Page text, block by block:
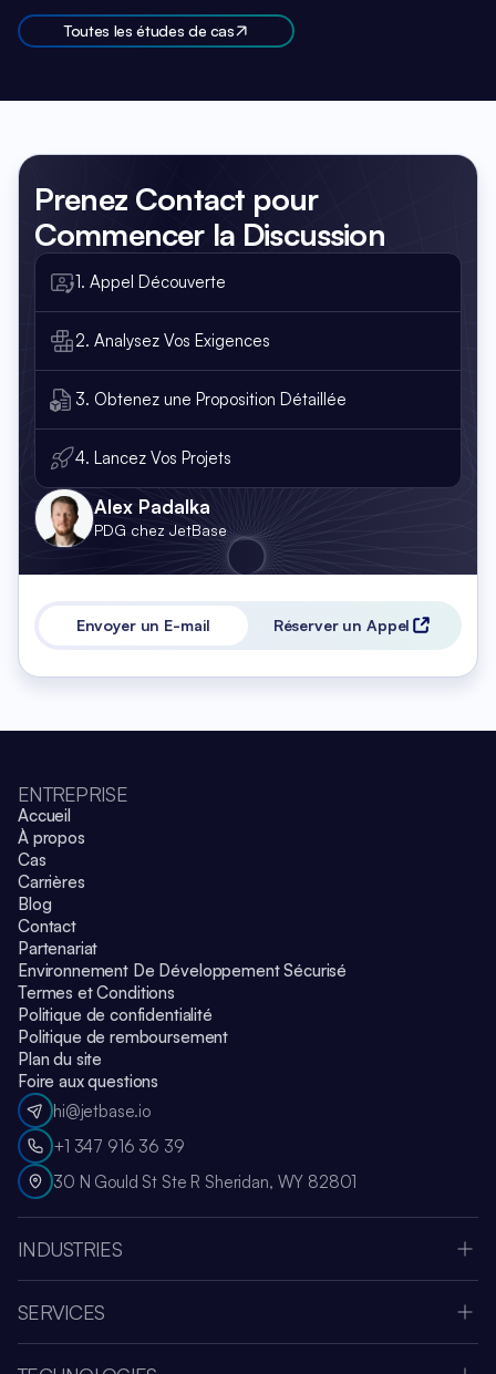
Toutes les études de cas
Prenez Contact pour
Commencer la Discussion
1. Appel Découverte
2. Analysez Vos Exigences
3. Obtenez une Proposition Détaillée
4. Lancez Vos Projets
Alex Padalka
PDG chez JetBase
Envoyer un E-mail Réserver un Appel
ENTREPRISE
Accueil
À propos
Cas
Carrières
Blog
Contact
Partenariat
Environnement De Développement Sécurisé
Termes et Conditions
Politique de confidentialité
Politique de remboursement
Plan du site
Foire aux questions
hi@jetbase.io
+1 347 916 36 39
30 N Gould St Ste R Sheridan, WY 82801
INDUSTRIES
Application Sportive
Médias et Divertissement
SERVICES